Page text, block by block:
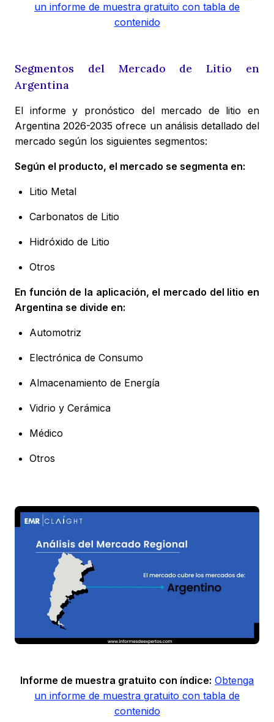
un informe de muestra gratuito con tabla de
contenido
Segmentos del Mercado de Litio en
Argentina
El informe y pronóstico del mercado de litio en
Argentina2026-2035 ofrece un análisis detallado del
mercado según los siguientes segmentos:
Según el producto, el mercado se segmenta en:
Litio Metal
Carbonatos de Litio
Hidróxido de Litio
Otros
En función de la aplicación, el mercado del litio en
Argentina se divide en:
Automotriz
Electrónica de Consumo
Almacenamiento de Energía
Vidrio y Cerámica
Médico
Otros
Informe de muestra gratuito con índice: Obtenga
un informe de muestra gratuito con tabla de
contenido